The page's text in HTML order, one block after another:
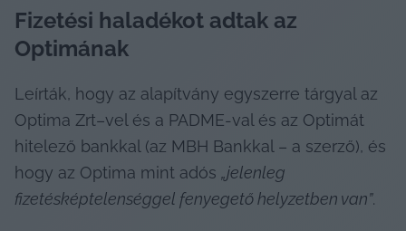
Fizetési haladékot adtak az
Optimának
Leírták, hogy az alapítvány egyszerre tárgyal az
Optima Zrt–vel és a PADME-val és az Optimát
hitelező bankkal (az MBH Bankkal – a szerző), és
hogy az Optima mint adós „jelenleg
fizetésképtelenséggel fenyegető helyzetben van”.